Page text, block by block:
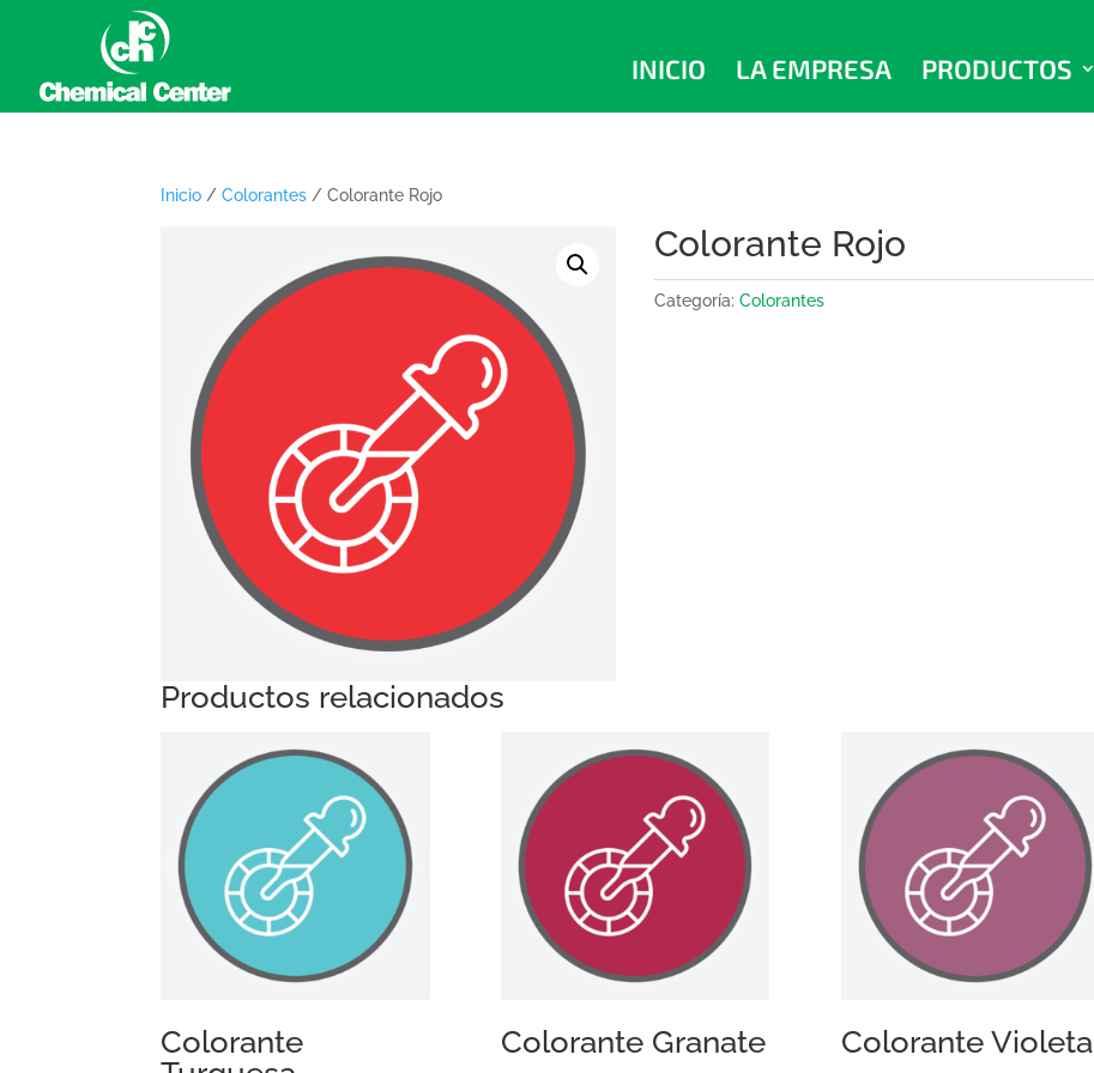
INICIO LA EMPRESA PRODUCTOS
Inicio /Colorantes / Colorante Rojo
Colorante Rojo
Categoría:Colorantes
Productos relacionados
Colorante
Colorante Granate Colorante Violeta